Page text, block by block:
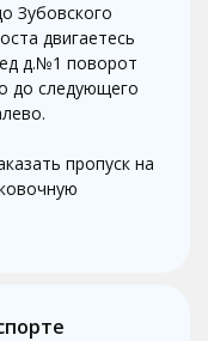
Зубовского
двигаетесь
д.№1 поворот
до следующего
пропуск на